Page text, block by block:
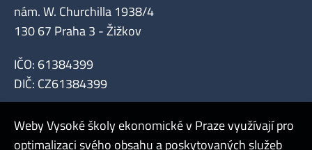
nám. W. Churchilla 1938/4
130 67 Praha 3 - Žižkov
IČO: 61384399
DIČ: CZ61384399
Weby Vysoké školy ekonomické v Praze využívají pro
optimalizaci svého obsahu a poskytovaných služeb